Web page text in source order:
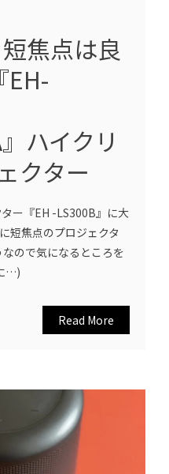
焦点は良
EH-
ハイクリ
クター
ー『EH -LS300B』に大
短焦点のプロジェクタ
ので気になるところを
…)
Read More